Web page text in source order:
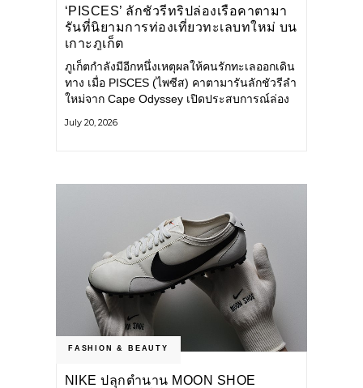
‘PISCES’ ลักชัวรีทริปล่องเรือคาตามา
รันที่นิยามการท่องเที่ยวทะเลบทใหม่ บน
เกาะภูเก็ต
ภูเก็ตกำลังมีอีกหนึ่งเหตุผลให้คนรักทะเลออกเดิน
ทาง เมื่อ PISCES (ไพซีส) คาตามารันลักชัวรีลำ
ใหม่จาก Cape Odyssey เปิดประสบการณ์ล่อง
ไป ผสานความสะดวกสบายแบบโรงแรมระดับ
July 20, 2026
FASHION & BEAUTY
NIKE ปลุกตำนาน MOON SHOE